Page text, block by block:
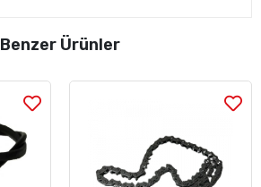
Benzer Ürünler